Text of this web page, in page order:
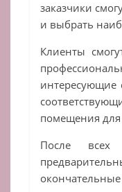
заказчики
и выбрать
Клиенты
интересующие
помещения для
После всех